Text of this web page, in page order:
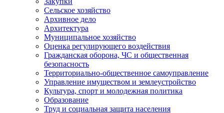
Сельское хозяйство
Архивное дело
Архитектура
Муниципальное хозяйство
Оценка регулирующего воздействия
Гражданская оборона, ЧС и общественная
безопасность
Территориально-общественное самоуправление
Управление имуществом и землеустройство
Культура, спорт и молодежная политика
Образование
Труд и социальная защита населения